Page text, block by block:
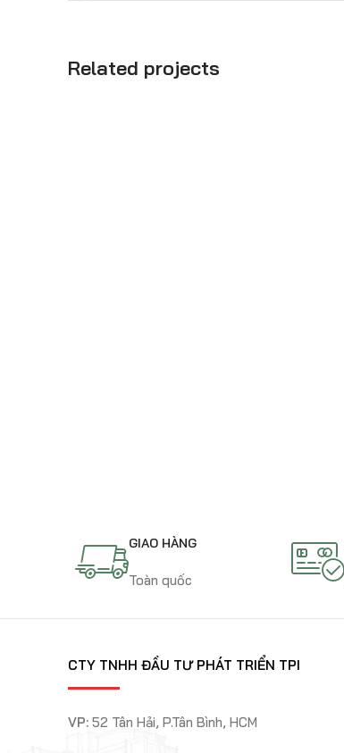
Related projects
GIAO HÀNG
Toàn quốc
CTY TNHH ĐẦU TƯ PHÁT TRIỂN TPI
VP: 52 Tân Hải, P.Tân Bình, HCM